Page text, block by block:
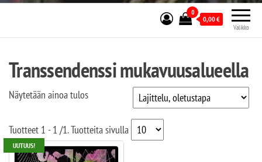
sydämessä.
Valikko
0
0,00€
Transsendenssi mukavuusalueella
Näytetään ainoa tulos
Tuotteet 1 - 1 /1. Tuotteita sivulla
UUTUUS!